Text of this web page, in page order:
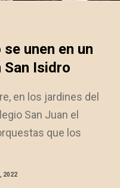
unen en un
Isidro
en los jardines del
San Juan el
que los
2022